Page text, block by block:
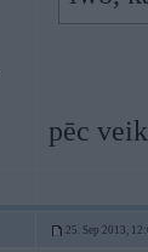
pēc
25. Sep 2013,